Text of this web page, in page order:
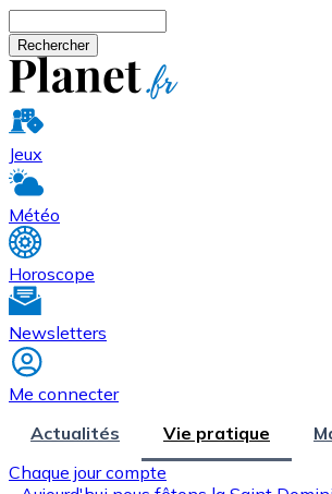
Jeux
Météo
Horoscope
Newsletters
Me connecter
Actualités
Vie pratique
Chaque jour compte